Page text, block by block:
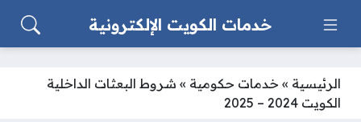
خدمات الكويت الإلكترونية
الرئيسية » خدمات حكومية » شروط البعثات الداخلية
الكويت 2024 – 2025